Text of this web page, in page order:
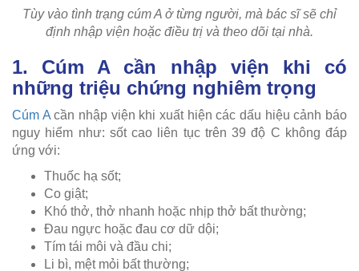
Tùy vào tình trạng cúm A ở từng người, mà bác sĩ sẽ chỉ
định nhập viện hoặc điều trị và theo dõi tại nhà.
1. Cúm A cần nhập viện khi có
những triệu chứng nghiêm trọng
Cúm Acần nhập viện khi xuất hiện các dấu hiệu cảnh báo
nguy hiểm như: sốt cao liên tục trên 39 độ C không đáp
ứng với:
Thuốc hạ sốt;
Co giật;
Khó thở, thở nhanh hoặc nhịp thở bất thường;
Đau ngực hoặc đau cơ dữ dội;
Tím tái môi và đầu chi;
Li bì, mệt mỏi bất thường;